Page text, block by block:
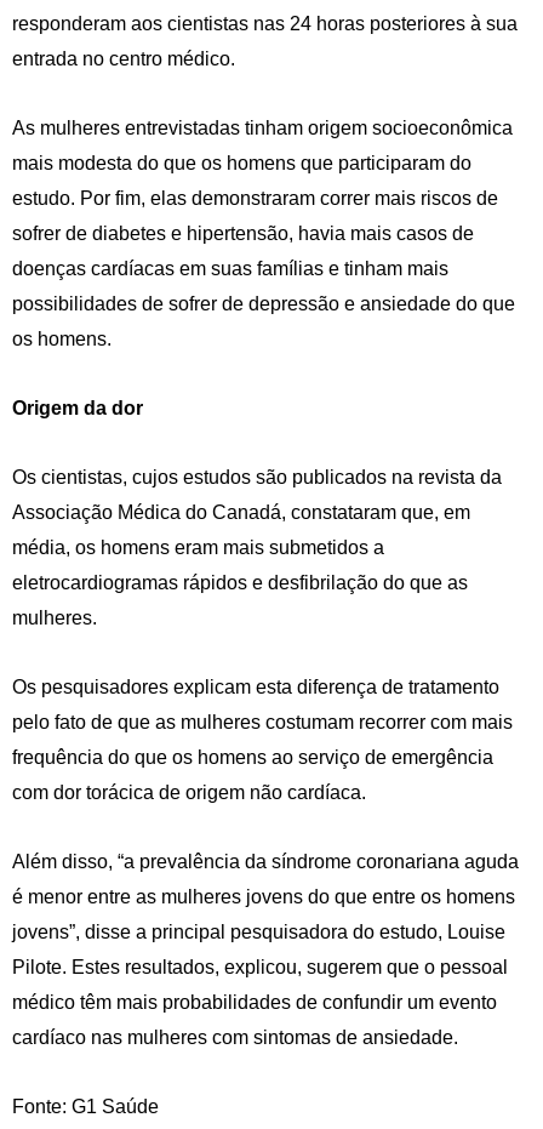
responderam aos cientistas nas 24 horas posteriores à sua
entrada no centro médico.
As mulheres entrevistadas tinham origem socioeconômica
mais modesta do que os homens que participaram do
estudo. Por fim, elas demonstraram correr mais riscos de
sofrer de diabetes e hipertensão, havia mais casos de
doenças cardíacas em suas famílias e tinham mais
possibilidades de sofrer de depressão e ansiedade do que
os homens.
Origem da dor
Os cientistas, cujos estudos são publicados na revista da
Associação Médica do Canadá, constataram que, em
média, os homens eram mais submetidos a
eletrocardiogramas rápidos e desfibrilação do que as
mulheres.
Os pesquisadores explicam esta diferença de tratamento
pelo fato de que as mulheres costumam recorrer com mais
frequência do que os homens ao serviço de emergência
com dor torácica de origem não cardíaca.
Além disso, “a prevalência da síndrome coronariana aguda
é menor entre as mulheres jovens do que entre os homens
jovens”, disse a principal pesquisadora do estudo, Louise
Pilote. Estes resultados, explicou, sugerem que o pessoal
médico têm mais probabilidades de confundir um evento
cardíaco nas mulheres com sintomas de ansiedade.
Fonte: G1 Saúde